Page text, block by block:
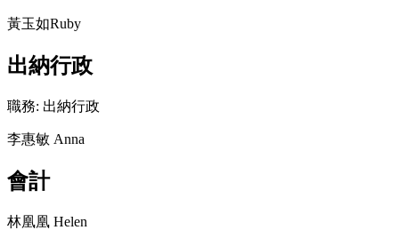
黃玉如Ruby
出納行政
職務: 出納行政
李惠敏 Anna
會計
林凰凰 Helen